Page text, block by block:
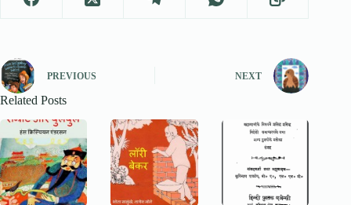
PREVIOUS NEXT
Related Posts